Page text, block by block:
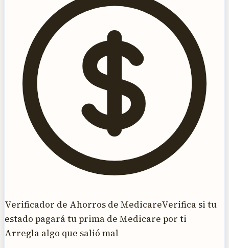
Verificador de Ahorros de MedicareVerifica si tu
estado pagará tu prima de Medicare por ti
Arregla algo que salió mal